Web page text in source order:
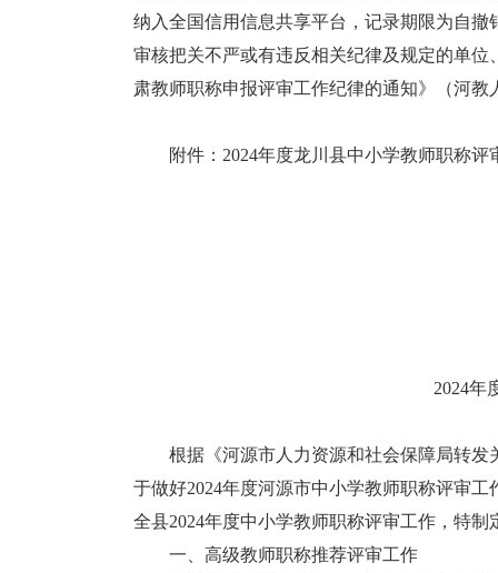
纳入全国信用信息共享平台，记录期限为自
审核把关不严或有违反相关纪律及规定的单
肃教师职称申报评审工作纪律的通知》（河教
附件：2024年度龙川县中小学教师职称评
2024年
根据《河源市人力资源和社会保障局转发关
于做好2024年度河源市中小学教师职称评审
全县2024年度中小学教师职称评审工作，特制
一、高级教师职称推荐评审工作